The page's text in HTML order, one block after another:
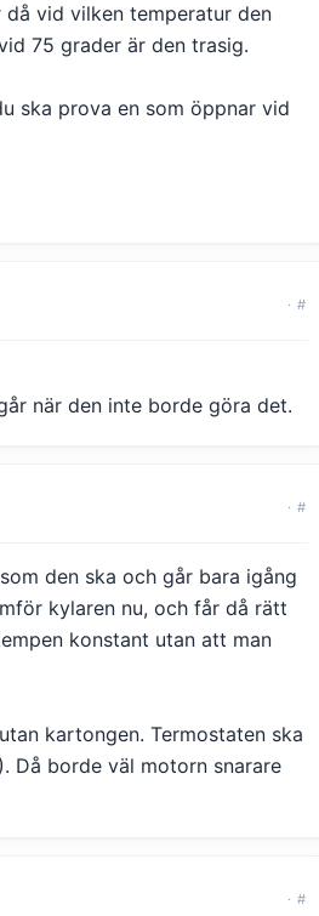
vid vilken temperatur den
75 grader är den trasig.
ska prova en som öppnar vid
· #
när den inte borde göra det.
· #
den ska och går bara igång
kylaren nu, och får då rätt
konstant utan att man
kartongen. Termostaten ska
Då borde väl motorn snarare
· #